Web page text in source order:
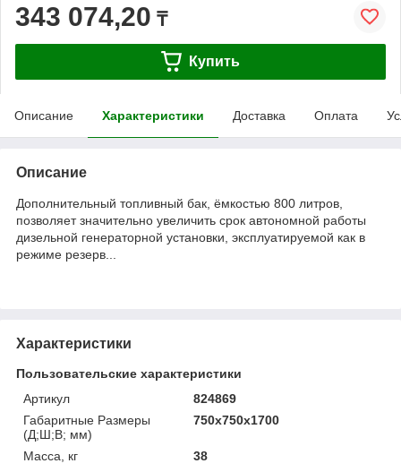
343 074,20 ₸
Купить
Описание Характеристики Доставка Оплата
Описание
Дополнительный топливный бак, ёмкостью 800 литров,
позволяет значительно увеличить срок автономной работы
дизельной генераторной установки, эксплуатируемой как в
режиме резерв...
Характеристики
Пользовательские характеристики
Артикул
824869
Габаритные Размеры
(Д;Ш;В; мм)
750х750х1700
Масса, кг 38